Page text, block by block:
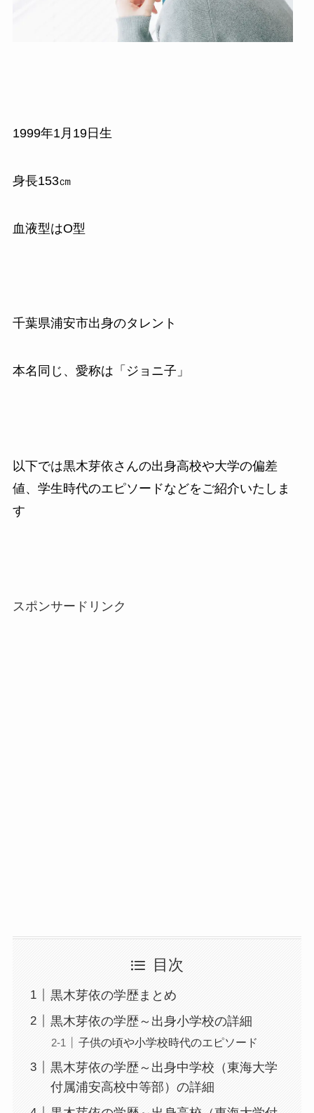
1999年1月19日生
身長153㎝
血液型はO型
千葉県浦安市出身のタレント
本名同じ、愛称は「ジョニ子」
以下では黒木芽依さんの出身高校や大学の偏差
値、学生時代のエピソードなどをご紹介いたしま
す
スポンサードリンク
目次
黒木芽依の学歴まとめ
黒木芽依の学歴～出身小学校の詳細
子供の頃や小学校時代のエピソード
黒木芽依の学歴～出身中学校（東海大学
付属浦安高校中等部）の詳細